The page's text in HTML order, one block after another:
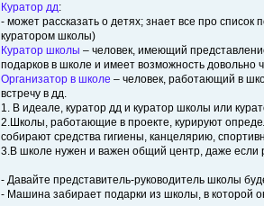
Куратор дд:
- может рассказать о детях; знает все про
куратором школы)
Куратор школы – человек, имеющий
подарков в школе и имеет возможность довольно
Организатор в школе – человек, работающий в
встречу в дд.
1. В идеале, куратор дд и куратор школы или
2.Школы, работающие в проекте, курируют
собирают средства гигиены, канцелярию,
3.В школе нужен и важен общий центр, даже если
- Давайте представитель-руководитель школы
- Машина забирает подарки из школы, в которой